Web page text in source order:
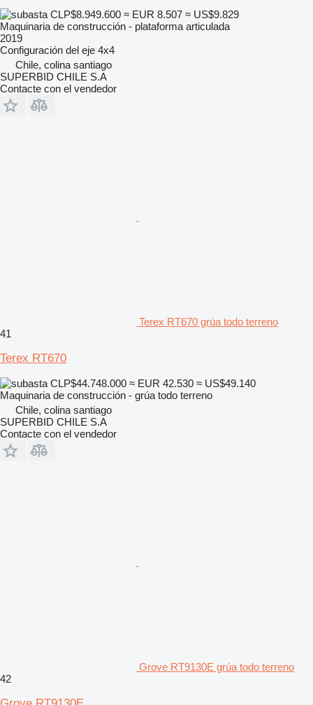
CLP$8.949.600 ≈ EUR 8.507 ≈ US$9.829
Maquinaria de construcción - plataforma articulada
2019
Configuración del eje 4x4
Chile, colina santiago
SUPERBID CHILE S.A
Contacte con el vendedor
Terex RT670 grúa todo terreno
41
Terex RT670
CLP$44.748.000 ≈ EUR 42.530 ≈ US$49.140
Maquinaria de construcción - grúa todo terreno
Chile, colina santiago
SUPERBID CHILE S.A
Contacte con el vendedor
Grove RT9130E grúa todo terreno
42